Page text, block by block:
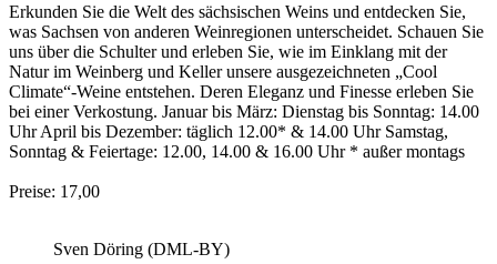
Erkunden Sie die Welt des sächsischen Weins und entdecken Sie,
was Sachsen von anderen Weinregionen unterscheidet. Schauen Sie
uns über die Schulter und erleben Sie, wie im Einklang mit der
Natur im Weinberg und Keller unsere ausgezeichneten „Cool
Climate“-Weine entstehen. Deren Eleganz und Finesse erleben Sie
bei einer Verkostung. Januar bis März: Dienstag bis Sonntag: 14.00
Uhr April bis Dezember: täglich 12.00* & 14.00 Uhr Samstag,
Sonntag & Feiertage: 12.00, 14.00 & 16.00 Uhr * außer montags
Preise: 17,00
Sven Döring (DML-BY)